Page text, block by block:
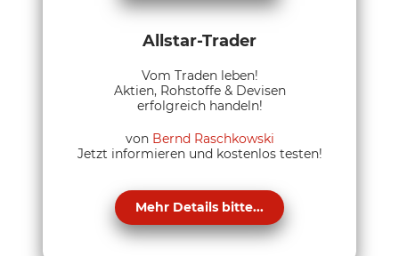
Allstar-Trader
Vom Traden leben!
Aktien, Rohstoffe & Devisen
erfolgreich handeln!
von Bernd Raschkowski
Jetzt informieren und kostenlos testen!
Mehr Details bitte...